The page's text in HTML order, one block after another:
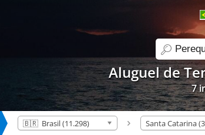
Aluguel de
7
search
🇧🇷 Brasil (11.298)